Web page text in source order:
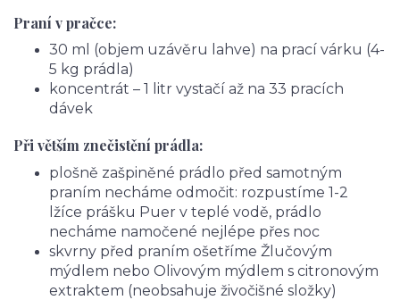
Praní v pračce:
30 ml (objem uzávěru lahve) na prací várku (4-
5 kg prádla)
koncentrát – 1 litr vystačí až na 33 pracích
dávek
Při větším znečistění prádla:
plošně zašpiněné prádlo před samotným
praním necháme odmočit: rozpustíme 1-2
lžíce prášku Puer v teplé vodě, prádlo
necháme namočené nejlépe přes noc
skvrny před praním ošetříme Žlučovým
mýdlem nebo Olivovým mýdlem s citronovým
extraktem (neobsahuje živočišné složky)